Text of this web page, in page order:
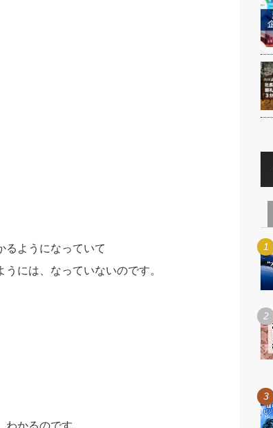
ようになっていて
には、なっていないのです。
かるのです。
1
2
3